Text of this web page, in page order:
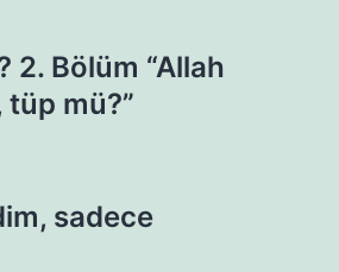
2. Bölüm “Allah
tüp mü?”
sadece